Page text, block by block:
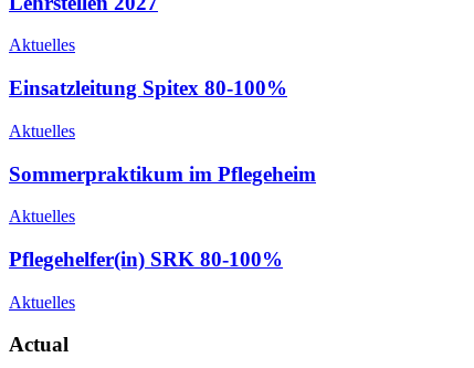
Aktuelles
Einsatzleitung Spitex 80-100%
Aktuelles
Sommerpraktikum im Pflegeheim
Aktuelles
Pflegehelfer(in) SRK 80-100%
Aktuelles
Actual